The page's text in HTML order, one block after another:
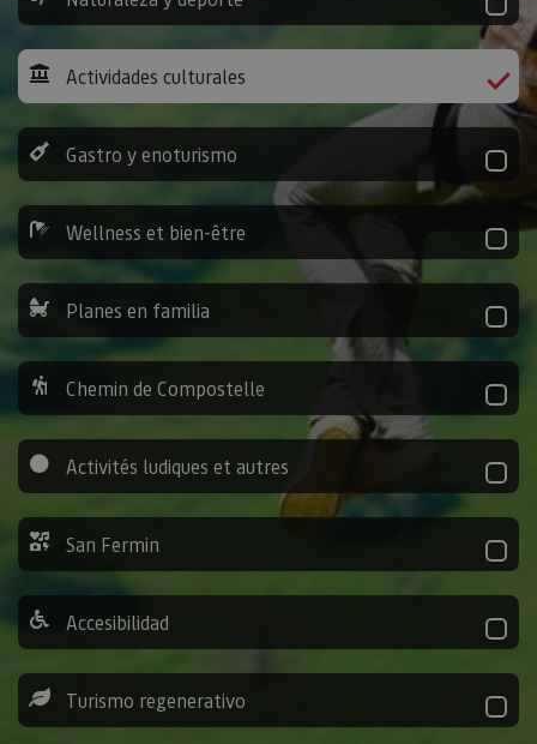
Actividades culturales
Gastro y enoturismo
Wellness et bien-être
Planes en familia
Chemin de Compostelle
Activités ludiques et autres
San Fermin
Accesibilidad
Turismo regenerativo